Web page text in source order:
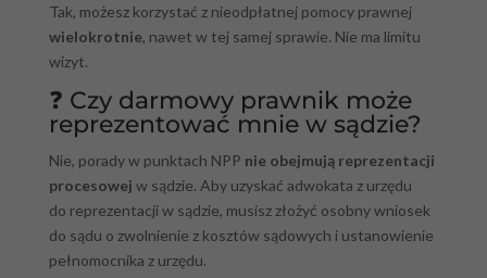
Tak, możesz korzystać z nieodpłatnej pomocy prawnej
wielokrotnie, nawet w tej samej sprawie. Nie ma limitu
wizyt.
❓ Czy darmowy prawnik może
reprezentować mnie w sądzie?
Nie, porady w punktach NPP nie obejmują reprezentacji
procesowej w sądzie. Aby uzyskać adwokata z urzędu
do reprezentacji w sądzie, musisz złożyć osobny wniosek
do sądu o zwolnienie z kosztów sądowych i ustanowienie
pełnomocnika z urzędu.